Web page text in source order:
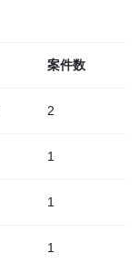
案件数
2
1
1
1